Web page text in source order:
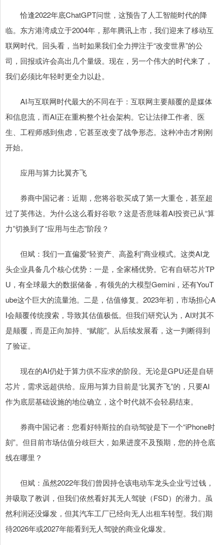
恰逢2022年底ChatGPT问世，这预告了人工智能时代的降
临。东方港湾成立于2004年，那年腾讯上市，我们迎来了移动互
联网时代。回头看，当时如果我们全力押注于“改变世界”的公
司，回报或许会高出几个量级。现在，另一个伟大的时代来了，
我们必须比年轻时更全力以赴。
AI与互联网时代最大的不同在于：互联网主要颠覆的是媒体
和信息流，而AI正在重构整个社会架构。它让法律工作者、医
生、工程师感到焦虑，它甚至改变了战争形态。这种冲击才刚刚
开始。
应用与算力比翼齐飞
券商中国记者：近期，您将谷歌买成了第一大重仓，甚至超
过了英伟达。为什么这么看好谷歌？这是否意味着AI投资已从“算
力”切换到了“应用与生态”阶段？
但斌：我们一直偏爱“轻资产、高盈利”商业模式。这类AI龙
头企业具备几个核心优势：一是，全家桶优势。它有自研芯片TP
U，有全球最大的数据储备，有领先的大模型Gemini，还有YouT
ube这个巨大的流量池。二是，估值修复。2023年初，市场担心A
I会颠覆传统搜索，导致其估值极低。但我们研究认为，AI对其不
是颠覆，而是正向加持、“赋能”。从后续发展看，这一判断得到
了验证。
现在的AI仍处于算力供不应求的阶段。无论是GPU还是自研
芯片，需求远超供给。应用与算力目前是“比翼齐飞”的，只要AI
作为底层基础设施的地位确立，这个时代就不会轻易结束。
券商中国记者：您看好特斯拉的自动驾驶是下一个“iPhone时
刻”。但目前市场估值分歧巨大，如果进度不及预期，您的持仓底
线在哪里？
但斌：虽然2022年我们曾因持仓该电动车龙头企业亏过钱，
并吸取了教训，但我们依然看好其无人驾驶（FSD）的潜力。虽
然利润还没爆发，但其汽车工厂已经向无人出租车转型。我们期
待2026年或2027年能看到无人驾驶的商业化爆发。